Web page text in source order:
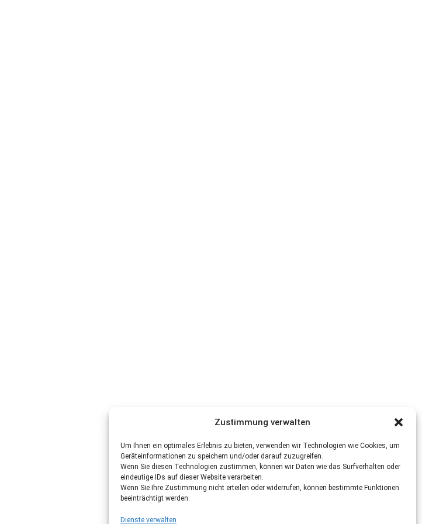
Zustimmung verwalten
Um Ihnen ein optimales Erlebnis zu bieten, verwenden wir Technologien wie Cookies, um
Geräteinformationen zu speichern und/oder darauf zuzugreifen.
Wenn Sie diesen Technologien zustimmen, können wir Daten wie das Surfverhalten oder
eindeutige IDs auf dieser Website verarbeiten.
Wenn Sie Ihre Zustimmung nicht erteilen oder widerrufen, können bestimmte Funktionen
beeinträchtigt werden.
Dienste verwalten